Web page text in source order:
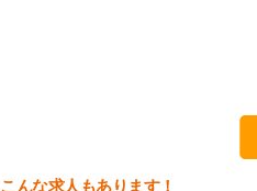
こんな求人もあります！